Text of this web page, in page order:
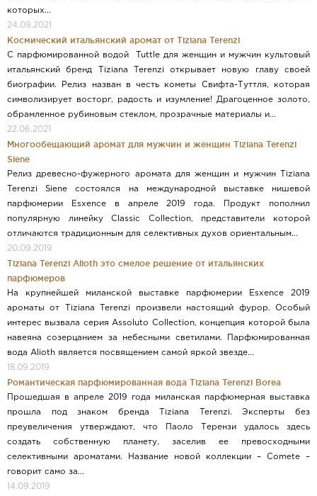
которых...
24.09.2021
Космический итальянский аромат от Tiziana Terenzi
С парфюмированной водой Tuttle для женщин и мужчин культовый
итальянский бренд Tiziana Terenzi открывает новую главу своей
биографии. Релиз назван в честь кометы Свифта-Туттля, которая
символизирует восторг, радость и изумление! Драгоценное золото,
обрамленное рубиновым стеклом, прозрачные материалы и...
22.06.2021
Многообещающий аромат для мужчин и женщин Tiziana Terenzi
Siene
Релиз древесно-фужерного аромата для женщин и мужчин Tiziana
Terenzi Siene состоялся на международной выставке нишевой
парфюмерии Esxence в апреле 2019 года. Продукт пополнил
популярную линейку Classic Collection, представители которой
отличаются традиционным для селективных духов ориентальным...
20.09.2019
Tiziana Terenzi Alioth это смелое решение от итальянских
парфюмеров
На крупнейшей миланской выставке парфюмерии Esxence 2019
ароматы от Tiziana Terenzi произвели настоящий фурор. Особый
интерес вызвала серия Assoluto Collection, концепция которой была
навеяна созерцанием за небесными светилами. Парфюмированная
вода Alioth является посвящением самой яркой звезде...
18.09.2019
Романтическая парфюмированная вода Tiziana Terenzi Borea
Прошедшая в апреле 2019 года миланская парфюмерная выставка
прошла под знаком бренда Tiziana Terenzi. Эксперты без
преувеличения утверждают, что Паоло Терензи удалось здесь
создать собственную планету, заселив ее превосходными
селективными ароматами. Название новой коллекции – Comete –
говорит само за...
14.09.2019